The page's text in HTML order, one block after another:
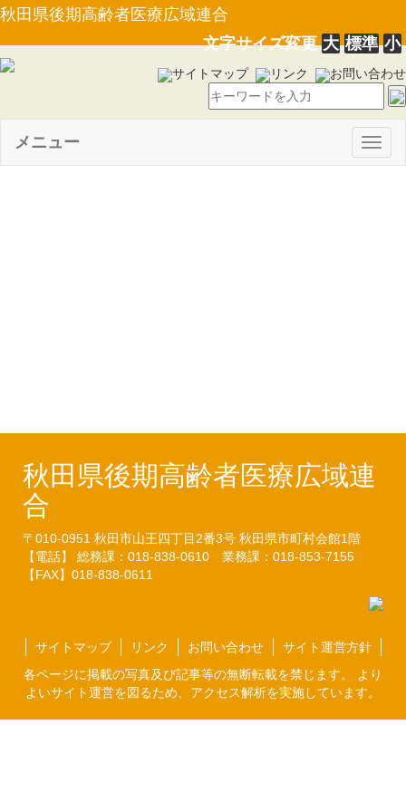
秋田県後期高齢者医療広域連合
文字サイズ変更大 標準 小
サイトマップ リンク お問い合わせ
メニュー
秋田県後期高齢者医療広域連
合
〒010-0951 秋田市山王四丁目2番3号 秋田県市町村会館1階
【電話】 総務課：018-838-0610 業務課：018-853-7155
【FAX】018-838-0611
サイトマップ リンク お問い合わせ
サイト運営方針
各ページに掲載の写真及び記事等の無断転載を禁じます。 より
よいサイト運営を図るため、アクセス解析を実施しています。